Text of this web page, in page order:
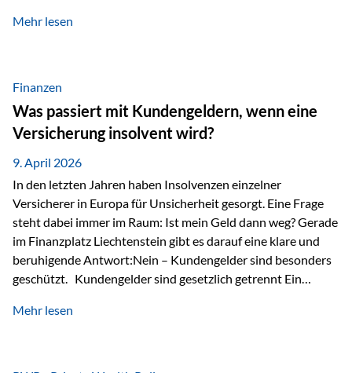
Modernes Value Investing als Grundlage Der
Fokus stehen Unternehmen, deren Börsenkurs unter ihrem
inneren Wert liegt. Neben klassischen
Bewertungskennzahlen werden auch qualitative Faktoren
wie Geschäftsmodell, Wettbewerbsvorteile und
Managementqualität…
Mehr lesen
Finanzen
Was passiert mit Kundengeldern, wenn eine
Versicherung insolvent wird?
9. April 2026
In den letzten Jahren haben Insolvenzen einzelner
Versicherer in Europa für Unsicherheit gesorgt. Eine Frage
steht dabei immer im Raum: Ist mein Geld dann weg? Gerade
im Finanzplatz Liechtenstein gibt es darauf eine klare und
beruhigende Antwort:Nein – Kundengelder sind besonders
geschützt. Kundengelder sind gesetzlich getrennt Ein
sogenannte Sondermasse. Das bedeutet:Die
Mehr lesen